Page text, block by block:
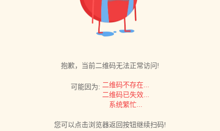
抱歉，当前二维码无法正常访问!
可能因为: 二维码不存在...
二维码已失效...
系统繁忙...
您可以点击浏览器返回按钮继续扫码!